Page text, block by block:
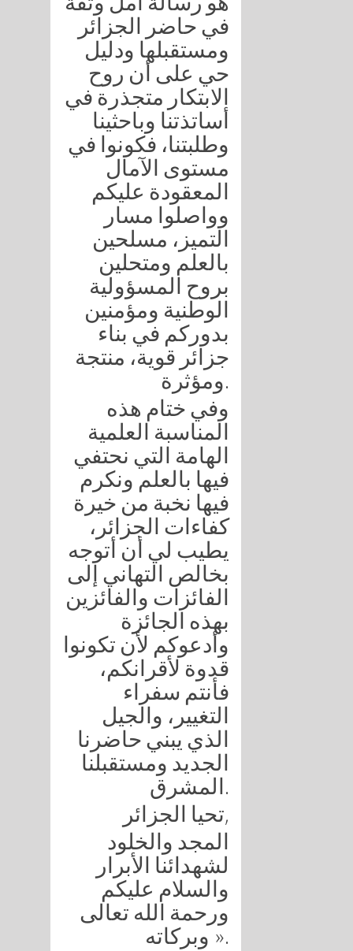
في حاضر الجزائر
ومستقبلها ودليل
حي على أن روح
الابتكار متجذرة في
أساتذتنا وباحثينا
وطلبتنا، فكونوا في
مستوى الآمال
المعقودة عليكم
وواصلوا مسار
التميز، مسلحين
بالعلم ومتحلين
بروح المسؤولية
الوطنية ومؤمنين
بدوركم في بناء
جزائر قوية، منتجة
ومؤثرة.
وفي ختام هذه
المناسبة العلمية
الهامة التي نحتفي
فيها بالعلم ونكرم
فيها نخبة من خيرة
كفاءات الجزائر،
يطيب لي أن أتوجه
بخالص التهاني إلى
الفائزات والفائزين
بهذه الجائزة
وأدعوكم لأن تكونوا
قدوة لأقرانكم،
فأنتم سفراء
التغيير، والجيل
الذي يبني حاضرنا
الجديد ومستقبلنا
المشرق.
تحيا الجزائر,
المجد والخلود
لشهدائنا الأبرار
والسلام عليكم
ورحمة الله تعالى
وبركاته ».